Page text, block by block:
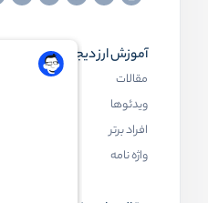
آموزش ارز دیجیتال
مقالات
ویدئوها
افراد برتر
واژه نامه